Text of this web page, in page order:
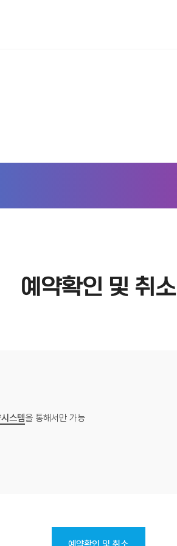
예약확인 및 취소
스템을 통해서만 가능